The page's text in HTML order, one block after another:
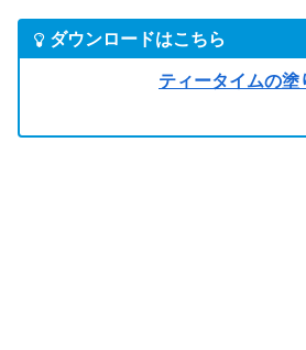
ダウンロードはこちら
ティータイムの塗